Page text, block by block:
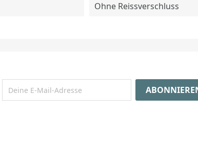
Ohne Reissverschluss